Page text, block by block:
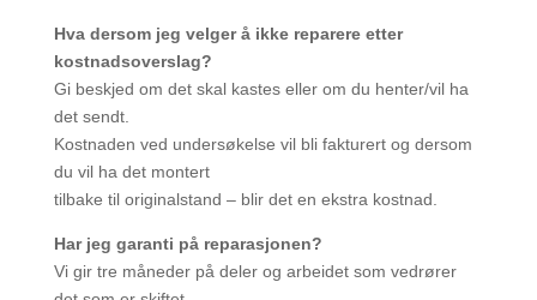
Hva dersom jeg velger å ikke reparere etter
kostnadsoverslag?
Gi beskjed om det skal kastes eller om du henter/vil ha
det sendt.
Kostnaden ved undersøkelse vil bli fakturert og dersom
du vil ha det montert
tilbake til originalstand – blir det en ekstra kostnad.
Har jeg garanti på reparasjonen?
Vi gir tre måneder på deler og arbeidet som vedrører